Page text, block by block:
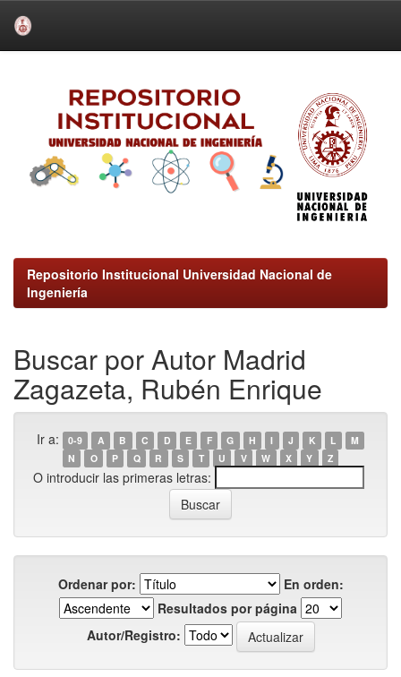
Repositorio Institucional Universidad Nacional de
Ingeniería
Buscar por Autor Madrid
Zagazeta, Rubén Enrique
Ir a: 0-9 A B C D E F G H I J K L
M
N
O P Q R S T U V W X Y Z
O introducir las primeras letras:
Ordenar por:
En orden:
Resultados por página
Autor/Registro: